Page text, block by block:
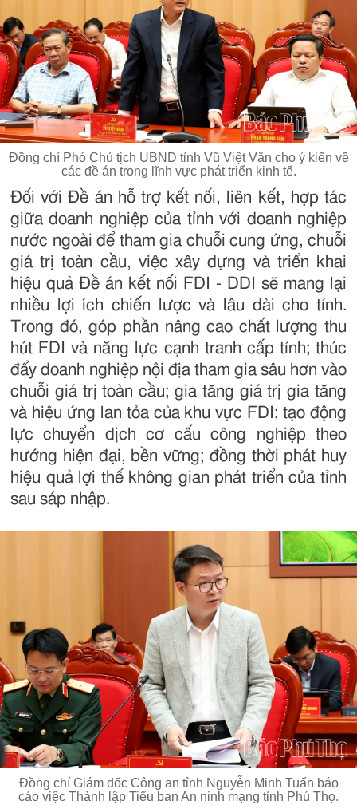
Đồng chí Phó Chủ tịch UBND tỉnh Vũ Việt Văn cho ý kiến về
các đề án trong lĩnh vực phát triển kinh tế.
Đối với Đề án hỗ trợ kết nối, liên kết, hợp tác
giữa doanh nghiệp của tỉnh với doanh nghiệp
nước ngoài để tham gia chuỗi cung ứng, chuỗi
giá trị toàn cầu, việc xây dựng và triển khai
hiệu quả Đề án kết nối FDI - DDI sẽ mang lại
nhiều lợi ích chiến lược và lâu dài cho tỉnh.
Trong đó, góp phần nâng cao chất lượng thu
hút FDI và năng lực cạnh tranh cấp tỉnh; thúc
đẩy doanh nghiệp nội địa tham gia sâu hơn vào
chuỗi giá trị toàn cầu; gia tăng giá trị gia tăng
và hiệu ứng lan tỏa của khu vực FDI; tạo động
lực chuyển dịch cơ cấu công nghiệp theo
hướng hiện đại, bền vững; đồng thời phát huy
hiệu quả lợi thế không gian phát triển của tỉnh
sau sáp nhập.
Đồng chí Giám đốc Công an tỉnh Nguyễn Minh Tuấn báo
cáo việc Thành lập Tiểu ban An ninh mạng tỉnh Phú Thọ.